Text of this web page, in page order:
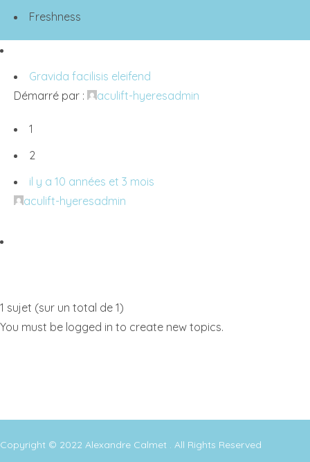
Freshness
Gravida facilisis eleifend
Démarré par :
aculift-hyeresadmin
1
2
il y a 10 années et 3 mois
aculift-hyeresadmin
1 sujet (sur un total de 1)
You must be logged in to create new topics.
Copyright © 2022 Alexandre Calmet . All Rights Reserved